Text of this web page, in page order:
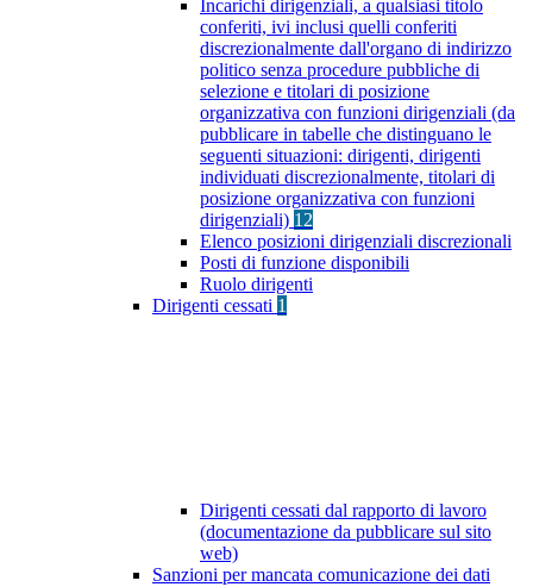
Incarichi dirigenziali, a qualsiasi titolo
conferiti, ivi inclusi quelli conferiti
discrezionalmente dall'organo di indirizzo
politico senza procedure pubbliche di
selezione e titolari di posizione
organizzativa con funzioni dirigenziali (da
pubblicare in tabelle che distinguano le
seguenti situazioni: dirigenti, dirigenti
individuati discrezionalmente, titolari di
posizione organizzativa con funzioni
dirigenziali) 12
Elenco posizioni dirigenziali discrezionali
Posti di funzione disponibili
Ruolo dirigenti
Dirigenti cessati 1
Dirigenti cessati dal rapporto di lavoro
(documentazione da pubblicare sul sito
web)
Sanzioni per mancata comunicazione dei dati